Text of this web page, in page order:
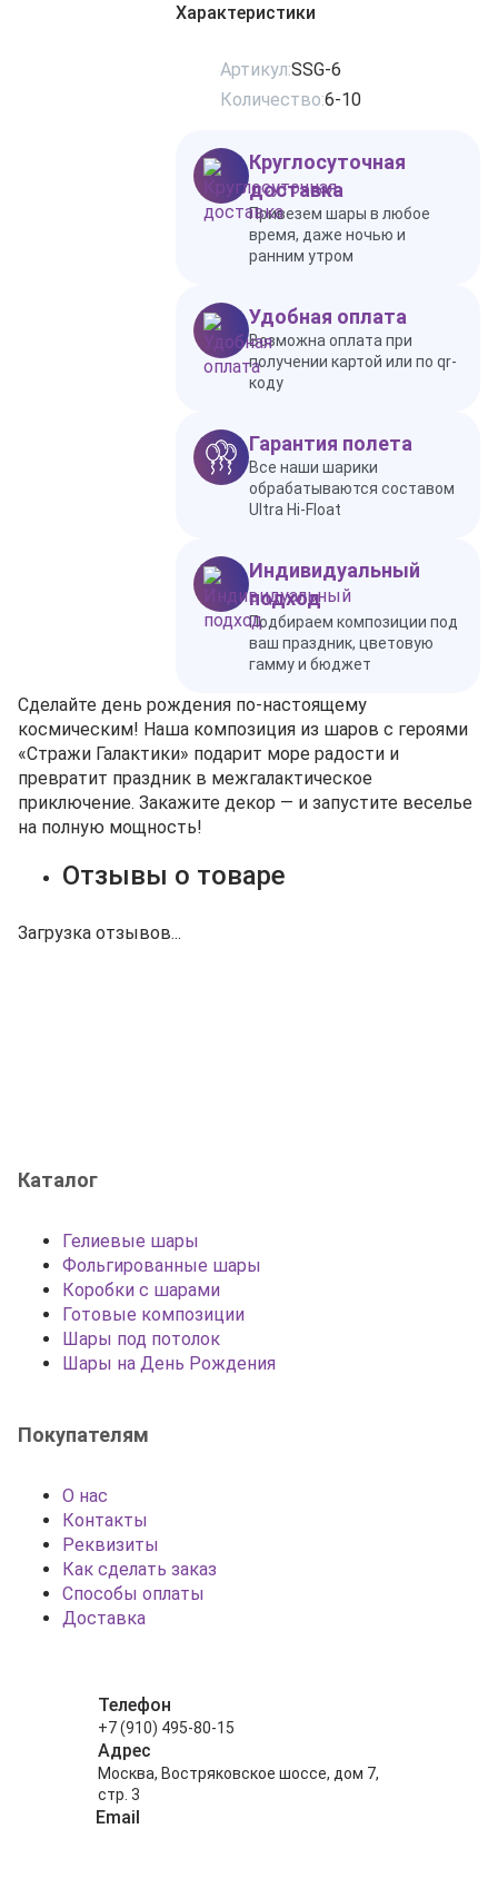
Характеристики
Артикул:SSG-6
Количество:6-10
Круглосуточная
доставка
Привезем шары в любое
время, даже ночью и
ранним утром
Удобная оплата
Возможна оплата при
получении картой или по qr-
коду
Гарантия полета
Все наши шарики
обрабатываются составом
Ultra Hi-Float
Индивидуальный
подход
Подбираем композиции под
ваш праздник, цветовую
гамму и бюджет
Сделайте день рождения по‑настоящему
космическим! Наша композиция из шаров с героями
«Стражи Галактики» подарит море радости и
превратит праздник в межгалактическое
приключение. Закажите декор — и запустите веселье
на полную мощность!
Отзывы о товаре
Загрузка отзывов...
Каталог
Гелиевые шары
Фольгированные шары
Коробки с шарами
Готовые композиции
Шары под потолок
Шары на День Рождения
Покупателям
О нас
Контакты
Реквизиты
Как сделать заказ
Способы оплаты
Доставка
Телефон
+7 (910) 495-80-15
Адрес
Москва, Востряковское шоссе, дом 7,
стр. 3
Email